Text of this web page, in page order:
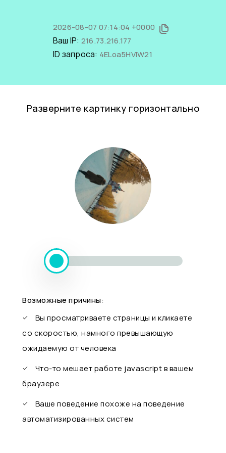
2026-08-07 07:14:04 +0000
Ваш IP: 216.73.216.177
ID запроса: 4ELoa5HVlW21
Разверните картинку горизонтально
Возможные причины:
Вы просматриваете страницы и кликаете
со скоростью, намного превышающую
ожидаемую от человека
Что-то мешает работе javascript в вашем
браузере
Ваше поведение похоже на поведение
автоматизированных систем